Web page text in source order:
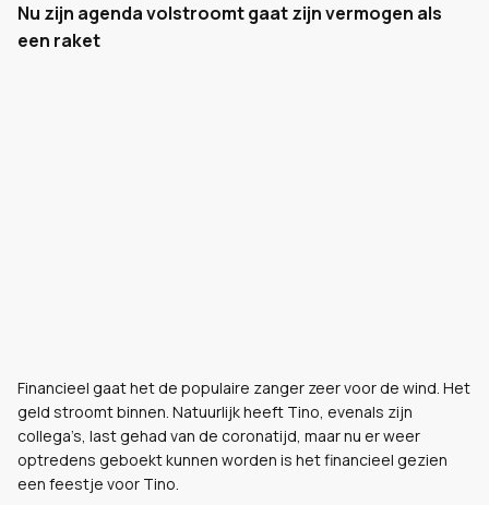
Nu zijn agenda volstroomt gaat zijn vermogen als
een raket
Financieel gaat het de populaire zanger zeer voor de wind. Het
geld stroomt binnen. Natuurlijk heeft Tino, evenals zijn
collega’s, last gehad van de coronatijd, maar nu er weer
optredens geboekt kunnen worden is het financieel gezien
een feestje voor Tino.